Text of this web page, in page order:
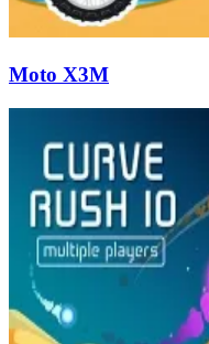
Moto X3M